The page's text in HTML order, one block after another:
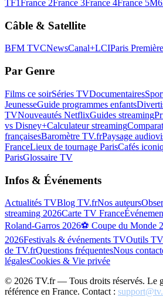
TF1 France 2 France 3France 4France 5M6
Câble & Satellite
BFM TVCNewsCanal+LCIParis Première
Par Genre
Films ce soirSéries TVDocumentaires
JeunesseGuide programmes enfants
TVNouveautés NetflixGuides streaming
vs Disney+Calculateur streaming
françaisesBaromètre TV.frPaysage
FranceLieux de tournage ParisCafés
ParisGlossaire TV
Infos & Événements
Actualités TVBlog TV.frNos auteurs
streaming 2026Carte TV France
Roland-Garros 2026⚽ Coupe du Monde
2026Festivals & événements TVOutils
de TV.frQuestions fréquentesNous
légalesCookies & Vie privée
© 2026 TV.fr — Tous droits réservés. Le
référence en France. Contact :